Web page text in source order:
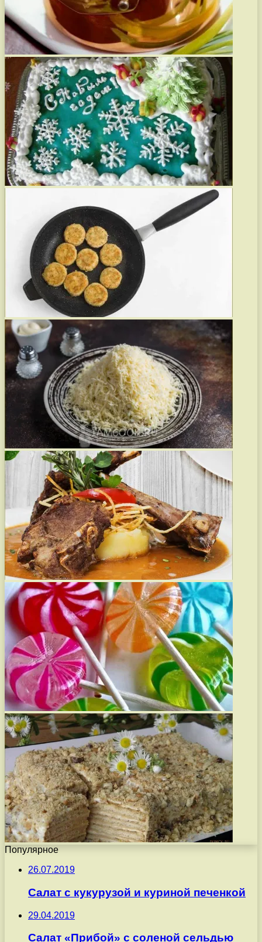
Популярное
26.07.2019
Салат с кукурузой и куриной печенкой
29.04.2019
Салат «Прибой» с соленой сельдью